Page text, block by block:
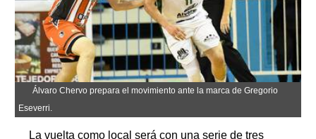
Álvaro Chervo prepara el movimiento ante la marca de Gregorio
Eseverri.
La vuelta como local será con una serie de tres